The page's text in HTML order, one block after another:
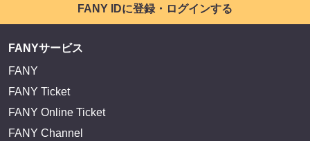
FANY IDに登録・ログインする
FANYサービス
FANY
FANY Ticket
FANY Online Ticket
FANY Channel